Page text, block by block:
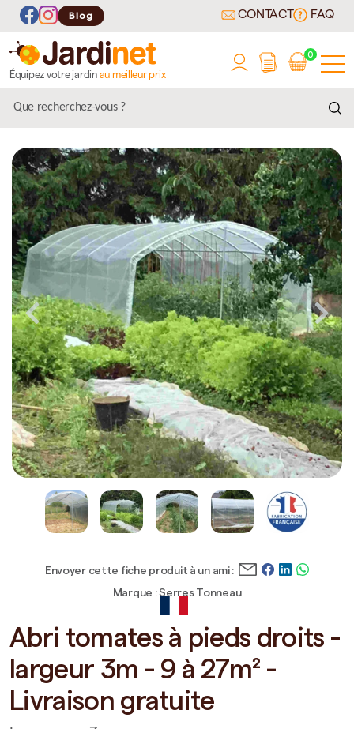
Blog CONTACT FAQ
Équipez votre jardin au meilleur prix
0
Marque : Serres Tonneau
Envoyer cette fiche produit à un ami :
Abri tomates à pieds droits -
largeur 3m - 9 à 27m² -
Livraison gratuite